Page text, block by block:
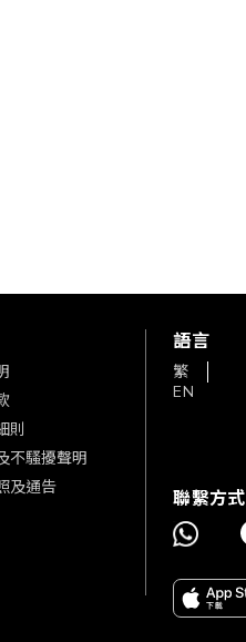
則
不騷擾聲明
及通告
語言
繁
EN
聯繫方式